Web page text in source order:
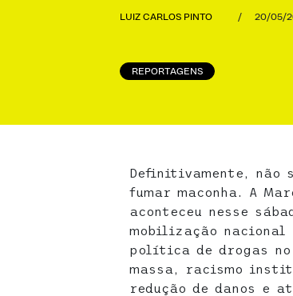
LUIZ CARLOS PINTO / 20/05/
REPORTAGENS
Definitivamente,
fumar maconha. A
aconteceu nesse
mobilização
política de drogas
massa, racismo
redução de danos e